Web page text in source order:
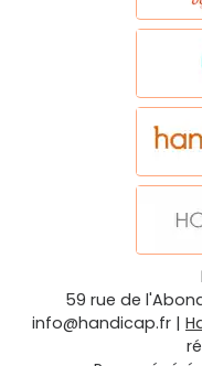
59 rue de
info@handicap.fr |